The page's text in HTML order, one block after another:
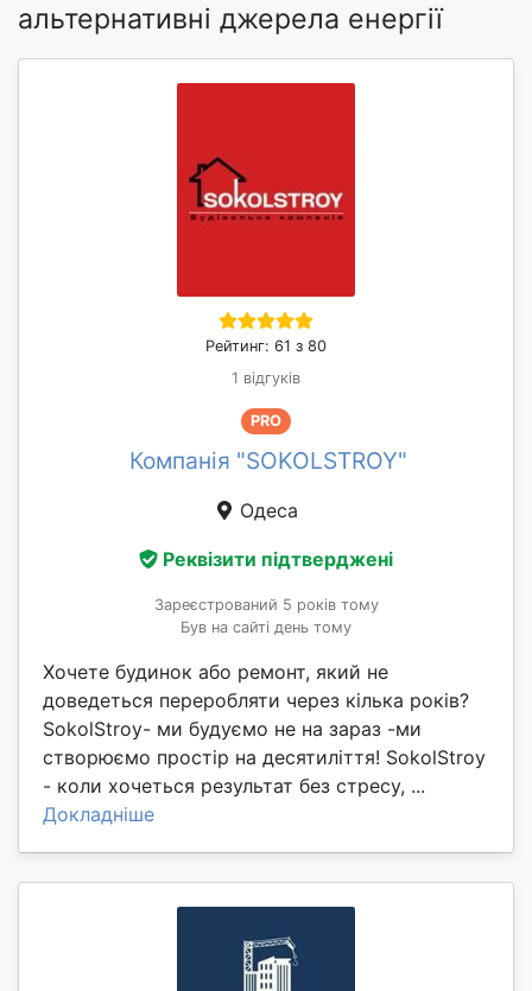
альтернативні джерела енергії
Рейтинг: 61 з 80
1 відгуків
PRO
Компанія "SOKOLSTROY"
Одеса
Реквізити підтверджені
Зареєстрований 5 років тому
Був на сайті день тому
Хочете будинок або ремонт, який не
доведеться переробляти через кілька років?
SokolStroy- ми будуємо не на зараз -ми
створюємо простір на десятиліття! SokolStroy
- коли хочеться результат без стресу, ...
Докладніше